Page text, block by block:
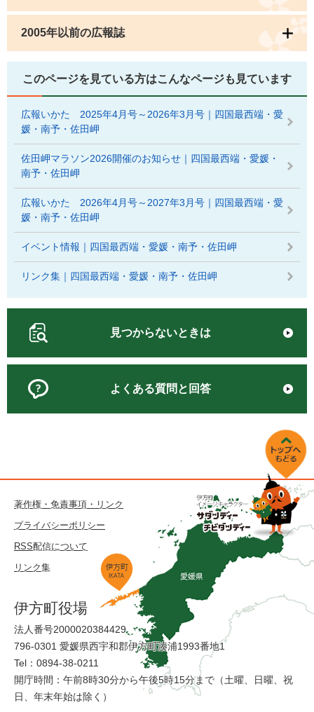
2005年以前の広報誌
このページを見ている方はこんなページも見ています
広報いかた 2025年4月号～2026年3月号｜四国最西端・愛
媛・南予・佐田岬
佐田岬マラソン2026開催のお知らせ｜四国最西端・愛媛・
南予・佐田岬
広報いかた 2026年4月号～2027年3月号｜四国最西端・愛
媛・南予・佐田岬
イベント情報｜四国最西端・愛媛・南予・佐田岬
リンク集｜四国最西端・愛媛・南予・佐田岬
見つからないときは
よくある質問と回答
著作権・免責事項・リンク
プライバシーポリシー
RSS配信について
リンク集
伊方町役場
法人番号2000020384429
796-0301 愛媛県西宇和郡伊方町湊浦1993番地1
Tel：0894-38-0211
開庁時間：午前8時30分から午後5時15分まで（土曜、日曜、祝
日、年末年始は除く）